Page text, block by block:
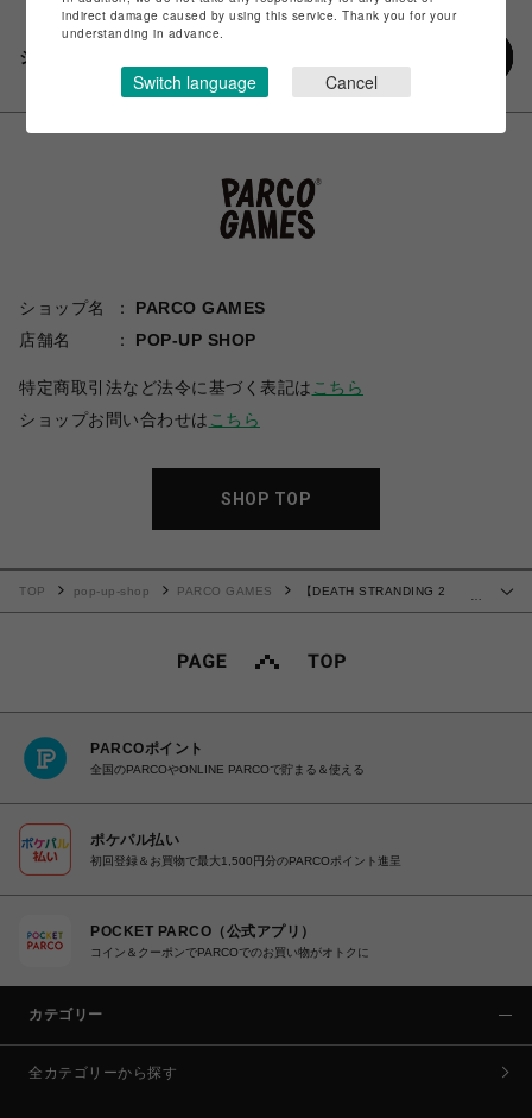
シェアする
ショップ名
PARCO GAMES
店舗名
POP-UP SHOP
特定商取引法など法令に基づく表記は こちら
ショップお問い合わせは こちら
SHOP TOP
…
TOP pop-up-shop PARCO GAMES
【DEATH STRANDING 2
PARCOポイント
全国のPARCOやONLINE PARCOで貯まる＆使える
ポケパル払い
初回登録＆お買物で最大1,500円分のPARCOポイント進呈
POCKET PARCO（公式アプリ）
コイン＆クーポンでPARCOでのお買い物がオトクに
カテゴリー
全カテゴリーから探す
indirect damage caused by using this service. Thank you for your
understanding in advance.
Switch language Cancel